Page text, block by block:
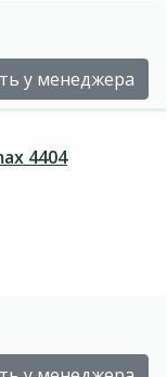
у менеджера
4404